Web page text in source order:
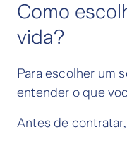
Como
vida?
Para escolher um
entender o que
Antes de contratar,